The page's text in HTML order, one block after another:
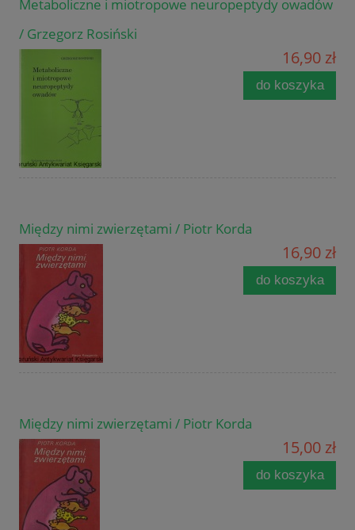
Metaboliczne i miotropowe neuropeptydy owadów
/ Grzegorz Rosiński
16,90 zł
do koszyka
Między nimi zwierzętami / Piotr Korda
16,90 zł
do koszyka
Między nimi zwierzętami / Piotr Korda
15,00 zł
do koszyka